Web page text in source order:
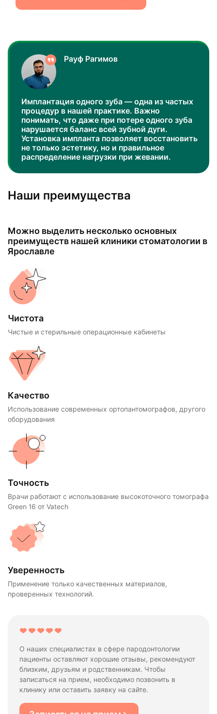
Рауф Рагимов
Имплантация одного зуба — одна из частых
процедур в нашей практике. Важно
понимать, что даже при потере одного зуба
нарушается баланс всей зубной дуги.
Установка импланта позволяет восстановить
не только эстетику, но и правильное
распределение нагрузки при жевании.
Наши преимущества
Можно выделить несколько основных
преимуществ нашей клиники стоматологии в
Ярославле
Чистота
Чистые и стерильные операционные кабинеты
Качество
Использование современных ортопантомографов, другого
оборудования
Точность
Врачи работают с использование высокоточного томографа
Green 16 от Vatech
Уверенность
Применение только качественных материалов,
проверенных технологий.
О наших специалистах в сфере пародонтологии
пациенты оставляют хорошие отзывы, рекомендуют
близким, друзьям и родственникам. Чтобы
записаться на прием, необходимо позвонить в
клинику или оставить заявку на сайте.